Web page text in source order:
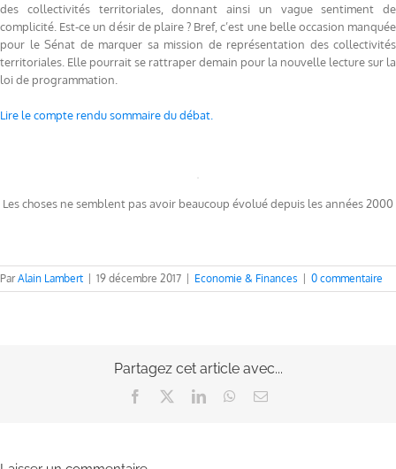
des collectivités territoriales, donnant ainsi un vague sentiment de
complicité. Est-ce un désir de plaire ? Bref, c’est une belle occasion manquée
pour le Sénat de marquer sa mission de représentation des collectivités
territoriales. Elle pourrait se rattraper demain pour la nouvelle lecture sur la
loi de programmation.
Lire le compte rendu sommaire du débat.
Les choses ne semblent pas avoir beaucoup évolué depuis les années 2000
ParAlain Lambert | 19 décembre 2017 | Economie & Finances | 0 commentaire
Partagez cet article avec...
Facebook LinkedInWhatsApp
Email